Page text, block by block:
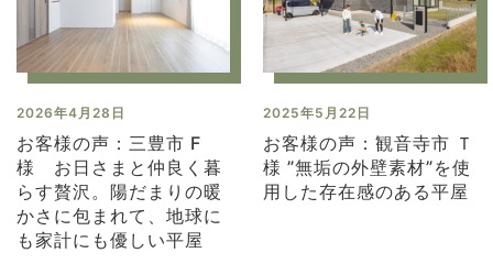
2026年4月28日
お客様の声：三豊市 F
様 お日さまと仲良く暮
らす贅沢。陽だまりの暖
かさに包まれて、地球に
も家計にも優しい平屋
2025年5月22日
お客様の声：観音寺市 Ｔ
様 ”無垢の外壁素材”を使
用した存在感のある平屋